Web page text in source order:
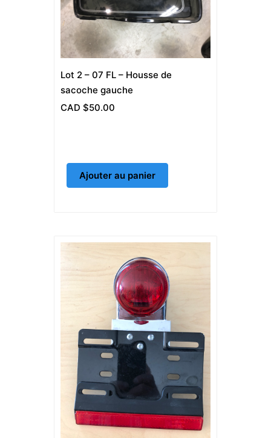
Lot 2 – 07 FL – Housse de
sacoche gauche
CAD $50.00
Ajouter au panier